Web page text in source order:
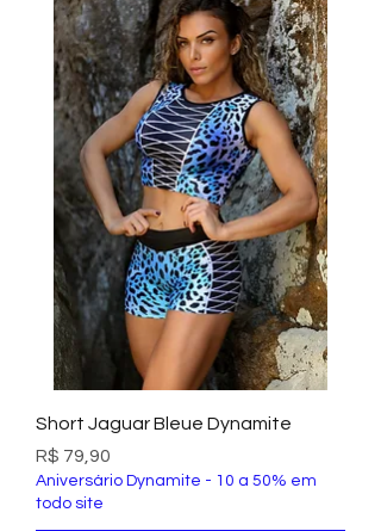
Short Jaguar Bleue Dynamite
Preço
R$ 79,90
Aniversário Dynamite - 10 a 50% em
todo site